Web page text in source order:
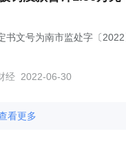
书文号为南市监处字〔2022
经 2022-06-30
看更多